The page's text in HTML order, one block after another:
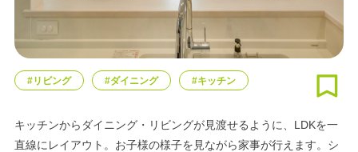
#リビング #ダイニング #キッチン
キッチンからダイニング・リビングが見渡せるように、LDKを一
直線にレイアウト。お子様の様子を見ながら家事が行えます。シ